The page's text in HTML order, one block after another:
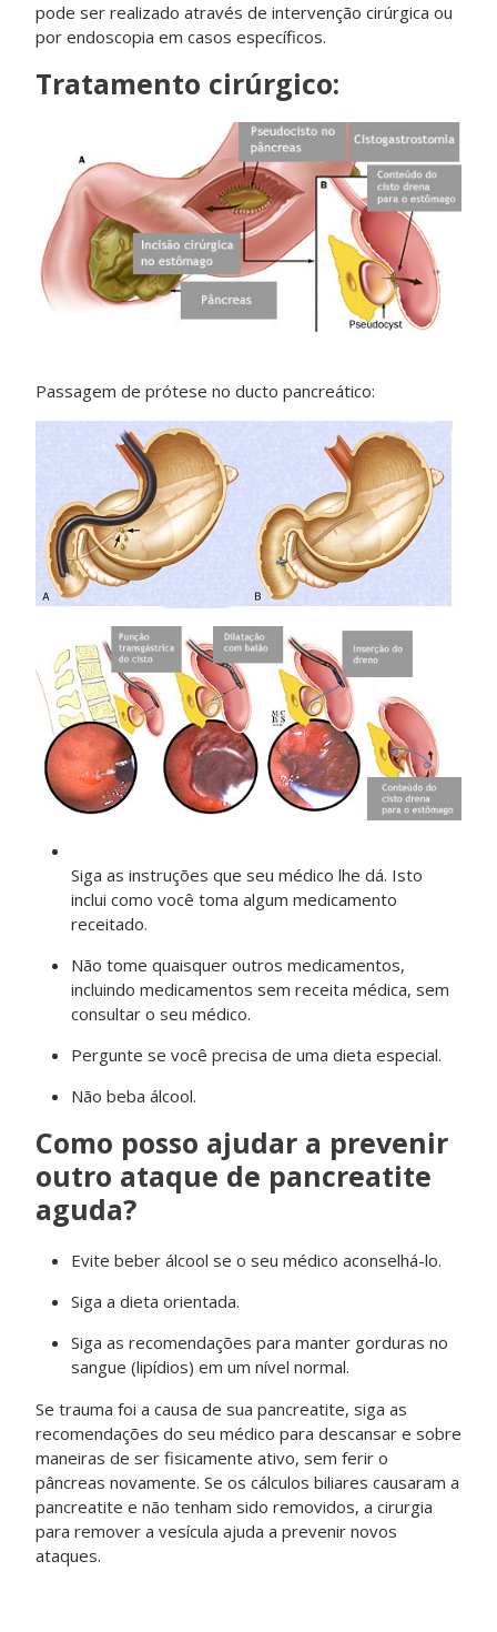
pode ser realizado através de intervenção cirúrgica ou
por endoscopia em casos específicos.
Tratamento cirúrgico:
Passagem de prótese no ducto pancreático:
Siga as instruções que seu médico lhe dá. Isto
inclui como você toma algum medicamento
receitado.
Não tome quaisquer outros medicamentos,
incluindo medicamentos sem receita médica, sem
consultar o seu médico.
Pergunte se você precisa de uma dieta especial.
Não beba álcool.
Como posso ajudar a prevenir
outro ataque de pancreatite
aguda?
Evite beber álcool se o seu médico aconselhá-lo.
Siga a dieta orientada.
Siga as recomendações para manter gorduras no
sangue (lipídios) em um nível normal.
Se trauma foi a causa de sua pancreatite, siga as
recomendações do seu médico para descansar e sobre
maneiras de ser fisicamente ativo, sem ferir o
pâncreas novamente. Se os cálculos biliares causaram a
pancreatite e não tenham sido removidos, a cirurgia
para remover a vesícula ajuda a prevenir novos
ataques.